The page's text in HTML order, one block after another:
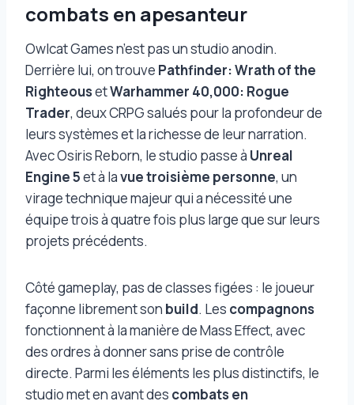
combats en apesanteur
Owlcat Games n’est pas un studio anodin.
Derrière lui, on trouve Pathfinder: Wrath of the
RighteousetWarhammer 40,000: Rogue
Trader, deux CRPG salués pour la profondeur de
leurs systèmes et la richesse de leur narration.
Avec Osiris Reborn, le studio passe à Unreal
Engine 5et à lavue troisième personne, un
virage technique majeur qui a nécessité une
équipe trois à quatre fois plus large que sur leurs
projets précédents.
Côté gameplay, pas de classes figées : le joueur
façonne librement son build. Les compagnons
fonctionnent à la manière de Mass Effect, avec
des ordres à donner sans prise de contrôle
directe. Parmi les éléments les plus distinctifs, le
studio met en avant des combats en